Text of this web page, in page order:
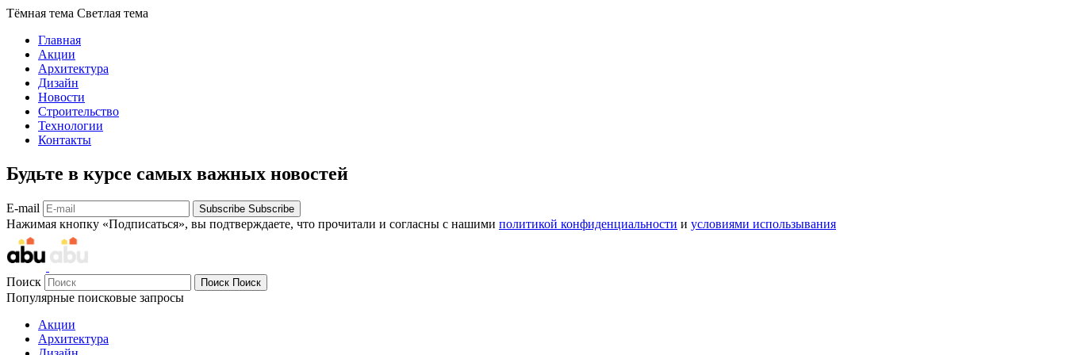
Тёмная тема Светлая тема
Главная
Акции
Архитектура
Дизайн
Новости
Строительство
Технологии
Контакты
Будьте в курсе самых важных новостей
E-mail Subscribe Subscribe
Нажимая кнопку «Подписаться», вы подтверждаете, что прочитали и согласны с нашими политикой конфиденциальности и условиями использывания
Поиск Поиск Поиск
Популярные поисковые запросы
Акции
Архитектура